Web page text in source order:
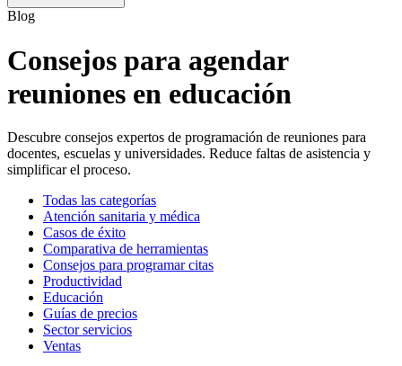
Blog
Consejos para agendar
reuniones en educación
Descubre consejos expertos de programación de reuniones para
docentes, escuelas y universidades. Reduce faltas de asistencia y
simplificar el proceso.
Todas las categorías
Atención sanitaria y médica
Casos de éxito
Comparativa de herramientas
Consejos para programar citas
Productividad
Educación
Guías de precios
Sector servicios
Ventas